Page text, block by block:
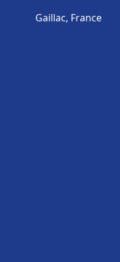
Gaillac, France